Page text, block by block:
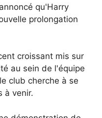
qu'Harry
prolongation
croissant mis sur
au sein de l'équipe
club cherche à se
à venir.